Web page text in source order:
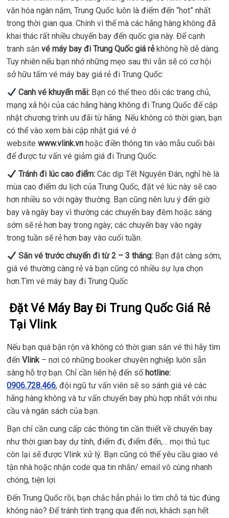
văn hóa ngàn năm, Trung Quốc luôn là điểm đến “hot” nhất
trong thời gian qua. Chính vì thế mà các hãng hàng không đã
khai thác rất nhiều chuyến bay đến quốc gia này. Để cạnh
tranh sănvé máy bay đi Trung Quốc giá rẻkhông hề dễ dàng.
Tuy nhiên nếu bạn nhớ những mẹo sau thì vẫn sẽ có cơ hội
sở hữu tấm vé máy bay giá rẻ đi Trung Quốc:
Canh vé khuyến mãi:Bạn có thể theo dõi các trang chủ,
mạng xã hội của các hãng hàng không đi Trung Quốc để cập
nhật chương trình ưu đãi từ hãng. Nếu không có thời gian, bạn
có thể vào xem bài cập nhật giá vé ở
websitewww.vlink.vn hoặc điền thông tin vào mẫu cuối bài
để được tư vấn vé giảm giá đi Trung Quốc.
Tránh đi lúc cao điểm:Các dịp Tết Nguyên Đán, nghỉ hè là
mùa cao điểm du lịch của Trung Quốc, đặt vé lúc này sẽ cao
hơn nhiều so với ngày thường. Bạn cũng nên lưu ý đến giờ
bay và ngày bay vì thường các chuyến bay đêm hoặc sáng
sớm sẽ rẻ hơn bay trong ngày; các chuyến bay vào ngày
trong tuần sẽ rẻ hơn bay vào cuối tuần.
Săn vé trước chuyến đi từ 2 – 3 tháng:Bạn đặt càng sớm,
giá vé thường càng rẻ và bạn cũng có nhiều sự lựa chọn
hơn.Tìm vé máy bay đi Trung Quốc
Đặt Vé Máy Bay Đi Trung Quốc Giá Rẻ
Tại Vlink
Nếu bạn quá bận rộn và không có thời gian săn vé thì hãy tìm
đếnVlink– nơi có những booker chuyên nghiệp luôn sẵn
sàng hỗ trợ bạn. Chỉ cần liên hệ đến số hotline:
0906.728.466, đội ngũ tư vấn viên sẽ so sánh giá vé các
hãng hàng không và tư vấn chuyến bay phù hợp nhất với nhu
cầu và ngân sách của bạn.
Bạn chỉ cần cung cấp các thông tin cần thiết về chuyến bay
như thời gian bay dự tính, điểm đi, điểm đến,… mọi thủ tục
còn lại sẽ được Vlink xử lý. Bạn cũng có thể yêu cầu giao vé
tận nhà hoặc nhận code qua tin nhắn/ email vô cùng nhanh
chóng, tiện lợi.
Đến Trung Quốc rồi, bạn chắc hẳn phải lo tìm chỗ tá túc đúng
không nào? Để tránh tình trạng qua đến nơi, khách sạn hết